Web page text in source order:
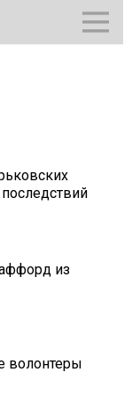
из
волонтеры